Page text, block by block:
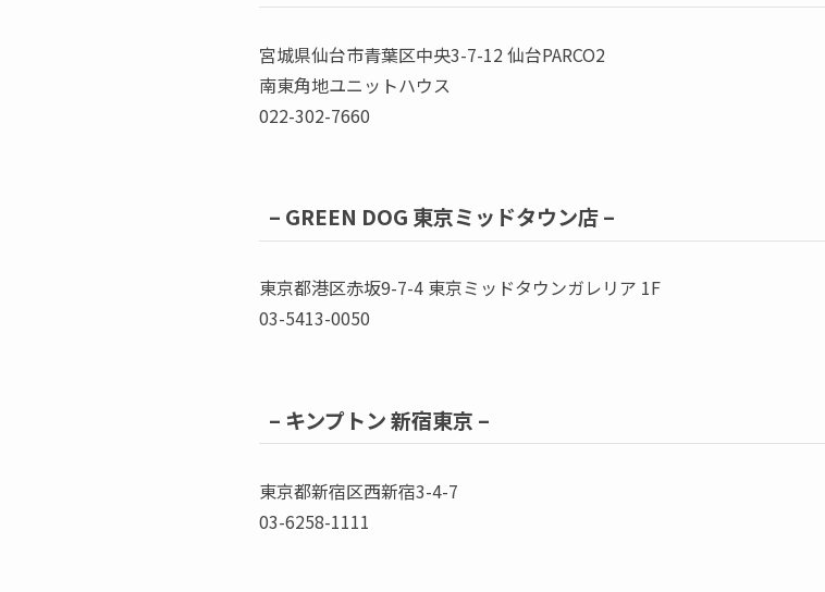
宮城県仙台市青葉区中央3-7-12 仙台PARCO2
南東角地ユニットハウス
022-302-7660
– GREEN DOG 東京ミッドタウン店 –
東京都港区赤坂9-7-4 東京ミッドタウンガレリア 1F
03-5413-0050
– キンプトン 新宿東京 –
東京都新宿区西新宿3-4-7
03-6258-1111